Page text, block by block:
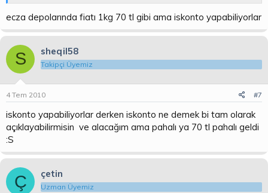
ecza depolarında fiatı 1kg 70 tl gibi ama iskonto yapabiliyorlar
S sheqil58
Takipçi Üyemiz
4 Tem 2010 #7
iskonto yapabiliyorlar derken iskonto ne demek bi tam olarak
açıklayabilirmisin ve alacağım ama pahalı ya 70 tl pahalı geldi
:S
Ç çetin
Uzman Üyemiz